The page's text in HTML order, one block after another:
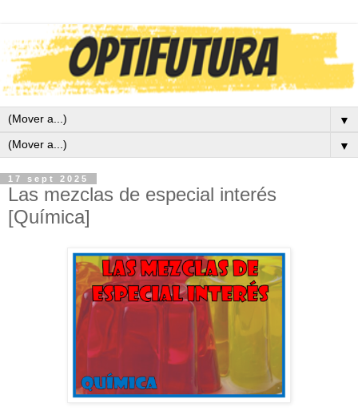
▼
▼
17 sept 2025
Las mezclas de especial interés
[Química]